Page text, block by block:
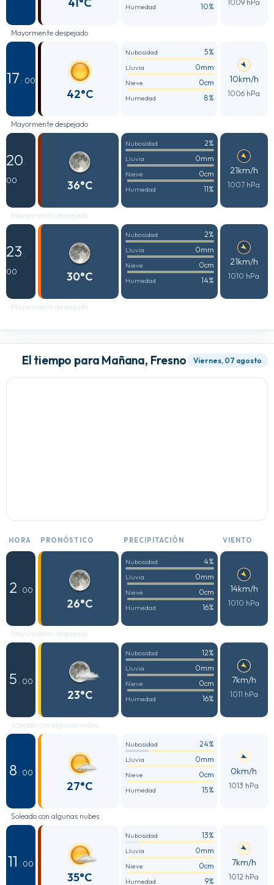
Humedad 10% 1009 hPa
Mayormente despejado
17 : 00
42°C
Nubosidad 5%
Lluvia 0mm
Nieve 0cm
Humedad 8%
10km/h
1006 hPa
Mayormente despejado
20 :
00
36°C
Nubosidad 2%
Lluvia 0mm
Nieve 0cm
Humedad 11%
21km/h
1007 hPa
Mayormente despejado
23 :
00
30°C
Nubosidad 2%
Lluvia 0mm
Nieve 0cm
Humedad 14%
21km/h
1010 hPa
Mayormente despejado
El tiempo para Mañana, Fresno Viernes, 07 agosto
HORA PRONÓSTICO PRECIPITACIÓN VIENTO
2 : 00
26°C
Nubosidad 4%
Lluvia 0mm
Nieve 0cm
Humedad 16%
14km/h
1010 hPa
Mayormente despejado
5 : 00
23°C
Nubosidad 12%
Lluvia 0mm
Nieve 0cm
Humedad 16%
7km/h
1011 hPa
Soleado con algunas nubes
8 : 00
27°C
Nubosidad 24%
Lluvia 0mm
Nieve 0cm
Humedad 15%
0km/h
1013 hPa
Soleado con algunas nubes
11 : 00
35°C
Nubosidad 13%
Lluvia 0mm
Nieve 0cm
Humedad 9%
7km/h
1012 hPa